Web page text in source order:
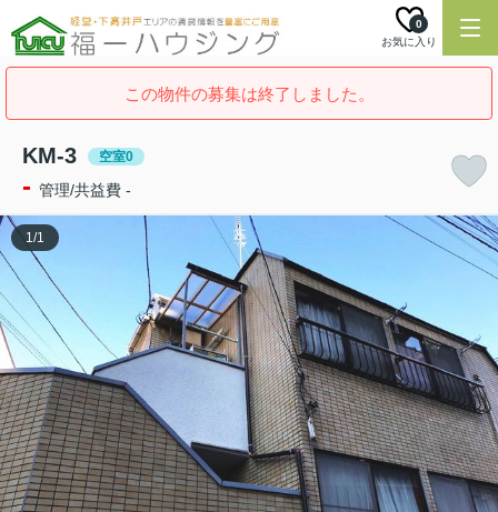
お気に入り
0
この物件の募集は終了しました。
KM-3 空室0
- 管理/共益費 -
1/1